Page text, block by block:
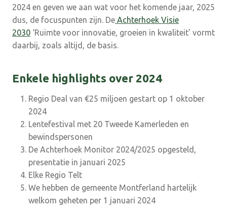
2024 en geven we aan wat voor het komende jaar, 2025
dus, de focuspunten zijn. De Achterhoek Visie
2030 ‘Ruimte voor innovatie, groeien in kwaliteit’ vormt
daarbij, zoals altijd, de basis.
Enkele highlights over 2024
Regio Deal van €25 miljoen gestart op 1 oktober
2024
Lentefestival met 20 Tweede Kamerleden en
bewindspersonen
De Achterhoek Monitor 2024/2025 opgesteld,
presentatie in januari 2025
Elke Regio Telt
We hebben de gemeente Montferland hartelijk
welkom geheten per 1 januari 2024